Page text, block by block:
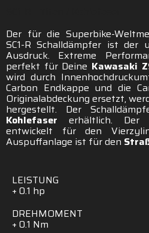
Der für die Superbike-
SC1-R Schalldämpfer ist der
Ausdruck. Extreme
perfekt für Deine Kawasaki
wird durch
Carbon Endkappe und die
Originalabdeckung ersetzt,
hergestellt. Der
Kohlefaser erhältlich. Der
entwickelt für den
Auspuffanlage ist fürden
LEISTUNG
+ 0.1 hp
DREHMOMENT
+ 0.1 Nm